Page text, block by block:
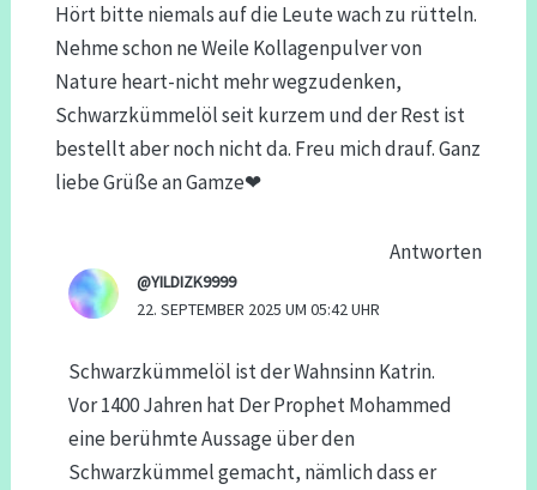
Hört bitte niemals auf die Leute wach zu rütteln.
Nehme schon ne Weile Kollagenpulver von
Nature heart-nicht mehr wegzudenken,
Schwarzkümmelöl seit kurzem und der Rest ist
bestellt aber noch nicht da. Freu mich drauf. Ganz
liebe Grüße an Gamze❤
Antworten
@YILDIZK9999
22. SEPTEMBER 2025 UM 05:42 UHR
Schwarzkümmelöl ist der Wahnsinn Katrin.
Vor 1400 Jahren hat Der Prophet Mohammed
eine berühmte Aussage über den
Schwarzkümmel gemacht, nämlich dass er